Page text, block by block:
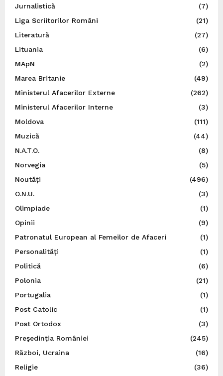
Jurnalistică
(7)
Liga Scriitorilor Români
(21)
Literatură
(27)
Lituania
(6)
MApN
(2)
Marea Britanie
(49)
Ministerul Afacerilor Externe
(262)
Ministerul Afacerilor Interne
(3)
Moldova
(111)
Muzică
(44)
N.A.T.O.
(8)
Norvegia
(5)
Noutăți
(496)
O.N.U.
(3)
Olimpiade
(1)
Opinii
(9)
Patronatul European al Femeilor de Afaceri
(1)
Personalități
(1)
Politică
(6)
Polonia
(21)
Portugalia
(1)
Post Catolic
(1)
Post Ortodox
(3)
Preşedinţia României
(245)
Război, Ucraina
(16)
Religie
(36)